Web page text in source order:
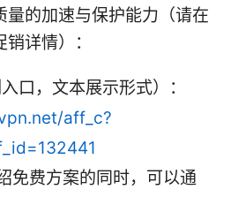
量的加速与保护能力（请在
详情）：
口，文本展示形式）：
aff_c?
免费方案的同时，可以通